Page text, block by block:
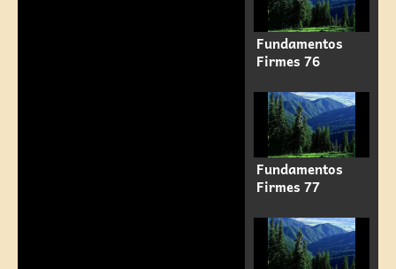
Fundamentos
Firmes 76
Fundamentos
Firmes 77